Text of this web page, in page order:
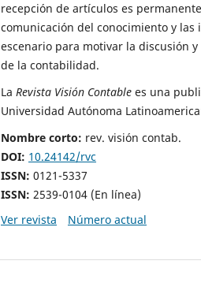
recepción de artículos es
comunicación del conocimiento y las
escenario para motivar la discusión
de la contabilidad.
La Revista Visión Contable es una
Universidad Autónoma
Nombre corto: rev. visión contab.
DOI: 10.24142/rvc
ISSN: 0121-5337
ISSN: 2539-0104 (En línea)
Ver revista
Número actual